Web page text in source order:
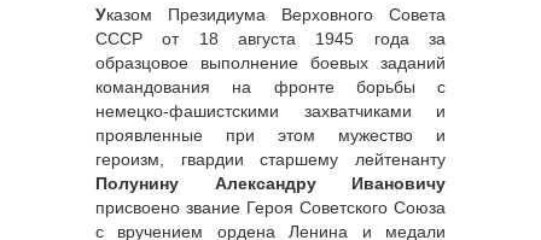
Указом Президиума Верховного Совета
СССР от 18 августа 1945 года за
образцовое выполнение боевых заданий
командования на фронте борьбы с
немецко-фашистскими захватчиками и
проявленные при этом мужество и
героизм, гвардии старшему лейтенанту
Полунину Александру Ивановичу
присвоено звание Героя Советского Союза
с вручением ордена Ленина и медали